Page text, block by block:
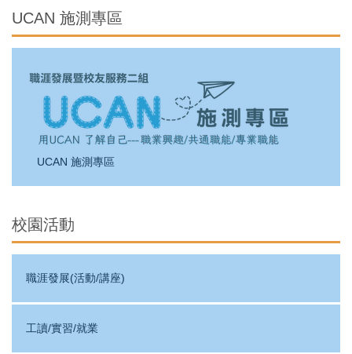
2026-07-30
UCAN 施測專區
UCAN 施測專區
校園活動
職涯發展(活動/講座)
工讀/實習/就業